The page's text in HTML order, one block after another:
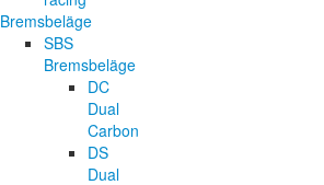
Bremsbeläge
SBS
Bremsbeläge
DC
Dual
Carbon
DS
Dual